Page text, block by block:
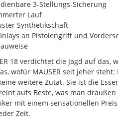
3-Stellungs-Sicherung
Lauf
Synthetikschaft
an Pistolengriff und
18 verdichtet die Jagd auf
wofür MAUSER seit jeher
weitere Zutat. Sie ist die
aufs Beste, was man
mit einem sensationellen
Zeit.